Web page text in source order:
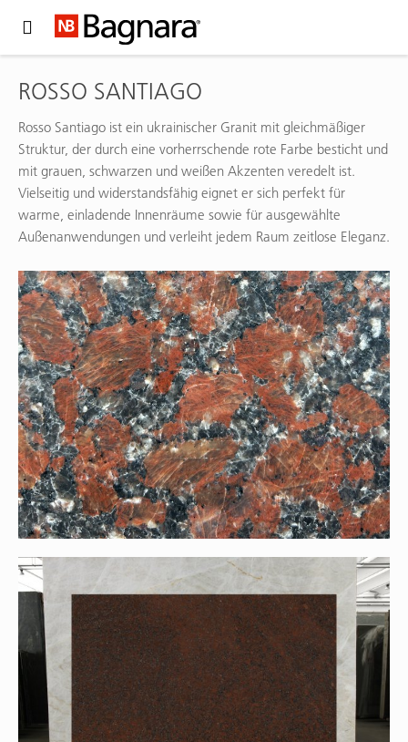
ROSSO SANTIAGO
Rosso Santiago ist ein ukrainischer Granit mit gleichmäßiger
Struktur, der durch eine vorherrschende rote Farbe besticht und
mit grauen, schwarzen und weißen Akzenten veredelt ist.
Vielseitig und widerstandsfähig eignet er sich perfekt für
warme, einladende Innenräume sowie für ausgewählte
Außenanwendungen und verleiht jedem Raum zeitlose Eleganz.